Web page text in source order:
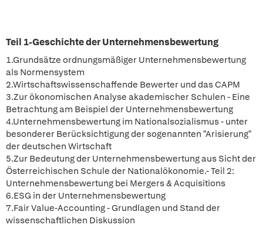
Teil 1-Geschichte der Unternehmensbewertung
1.Grundsätze ordnungsmäßiger Unternehmensbewertung
als Normensystem
2.Wirtschaftswissenschaffende Bewerter und das CAPM
3.Zur ökonomischen Analyse akademischer Schulen - Eine
Betrachtung am Beispiel der Unternehmensbewertung
4.Unternehmensbewertung im Nationalsozialismus - unter
besonderer Berücksichtigung der sogenannten "Arisierung"
der deutschen Wirtschaft
5.Zur Bedeutung der Unternehmensbewertung aus Sicht der
Österreichischen Schule der Nationalökonomie.- Teil 2:
Unternehmensbewertung bei Mergers & Acquisitions
6.ESG in der Unternehmensbewertung
7.Fair Value-Accounting - Grundlagen und Stand der
wissenschaftlichen Diskussion